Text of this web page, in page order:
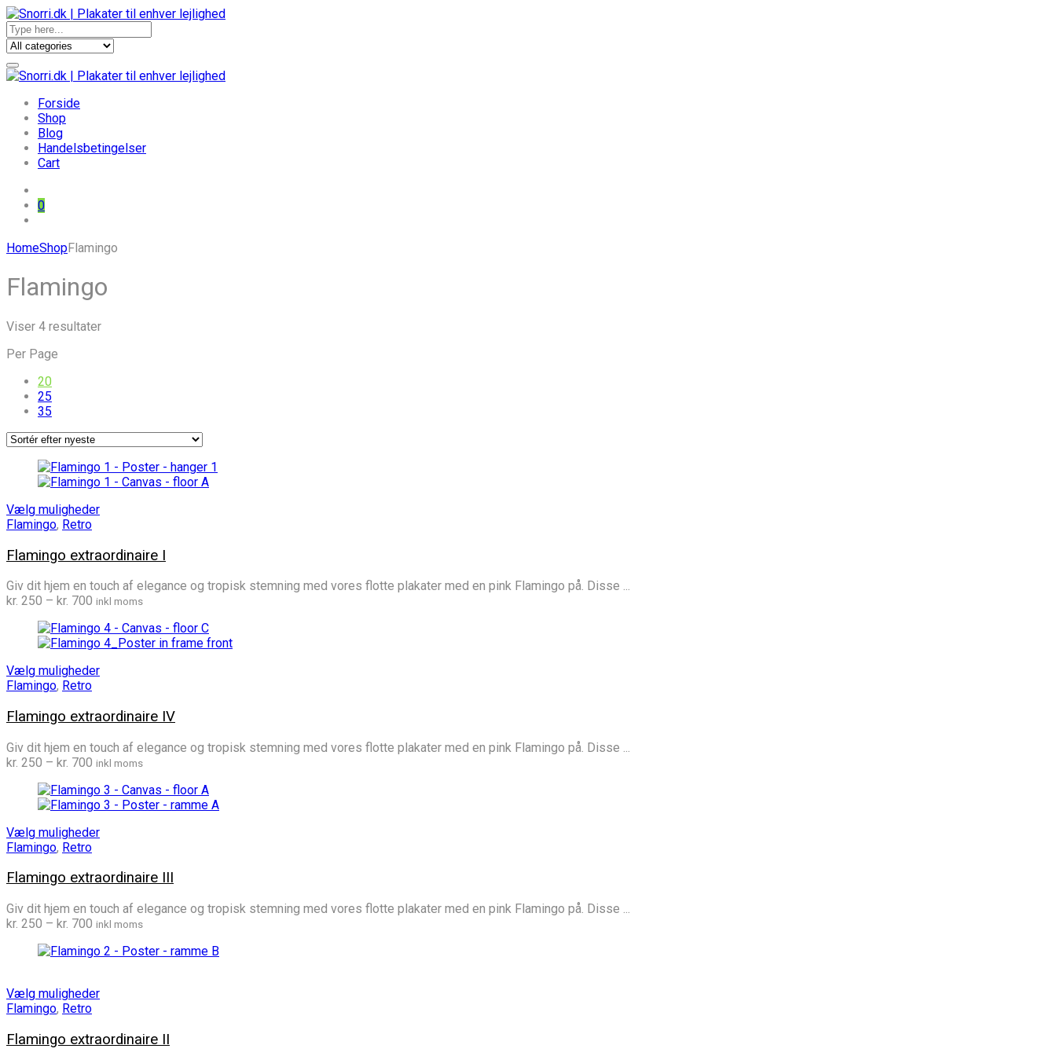
Forside
Shop
Blog
Handelsbetingelser
Cart
0
Skip
content
HomeShopFlamingo
Flamingo
Viser 4 resultaterSorteret
Per Page
20
25
35
Vælg muligheder
Flamingo, Retro
Flamingo extraordinaire I
Giv dit hjem en touch af elegance og tropisk stemning med vores flotte plakater med en pink Flamingo på. Disse ...
kr. 250 – kr. 700 Prisinterval:
til
kr. 700
inkl moms
Vælg muligheder
Flamingo, Retro
Flamingo extraordinaire IV
Giv dit hjem en touch af elegance og tropisk stemning med vores flotte plakater med en pink Flamingo på. Disse ...
kr. 250 – kr. 700 Prisinterval:
til
kr. 700
inkl moms
Vælg muligheder
Flamingo, Retro
Flamingo extraordinaire III
Giv dit hjem en touch af elegance og tropisk stemning med vores flotte plakater med en pink Flamingo på. Disse ...
kr. 250 – kr. 700 Prisinterval:
til
inkl moms
Vælg muligheder
Flamingo, Retro
Flamingo extraordinaire II